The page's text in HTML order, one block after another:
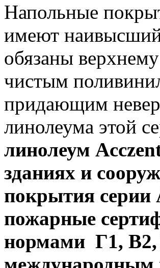
Напольные
имеют
обязаны
чистым
придающим
линолеума этой
линолеум
зданиях и
покрытия серии
пожарные
нормами Г1, В2,